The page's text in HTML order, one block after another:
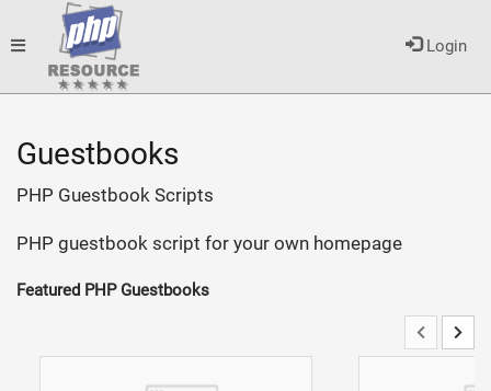
Login
Toggle
navigation
Guestbooks
PHP Guestbook Scripts
PHP guestbook script for your own homepage
Featured PHP Guestbooks